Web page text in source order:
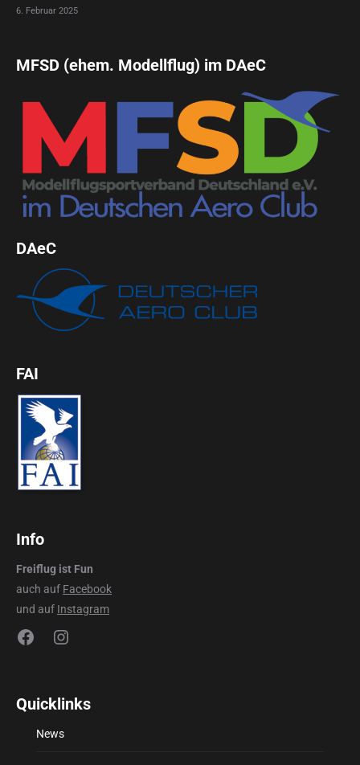
6. Februar 2025
MFSD (ehem. Modellflug) im DAeC
DAeC
FAI
Info
Freiflug ist Fun
auch auf Facebook
und auf Instagram
FacebookInstagram
Quicklinks
News